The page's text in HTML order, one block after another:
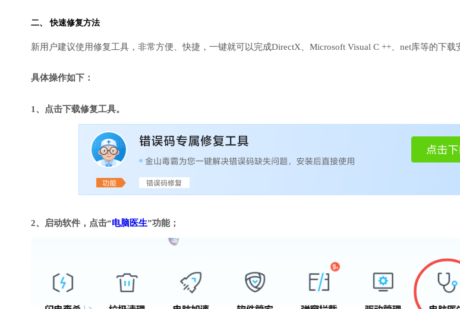
二、 快速修复方法
新用户建议使用修复工具，非常方便、快捷，一键就可以完成DirectX、Microsoft Visual C ++、net库等的下载
具体操作如下：
1、点击下载修复工具。
2、启动软件，点击“电脑医生”功能；